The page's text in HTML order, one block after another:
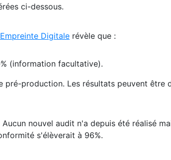
ci-dessous.
Empreinte Digitale révèle que :
(information facultative).
pré-production. Les résultats peuvent être
nouvel audit n'a depuis été réalisé
s'élèverait à 96%.